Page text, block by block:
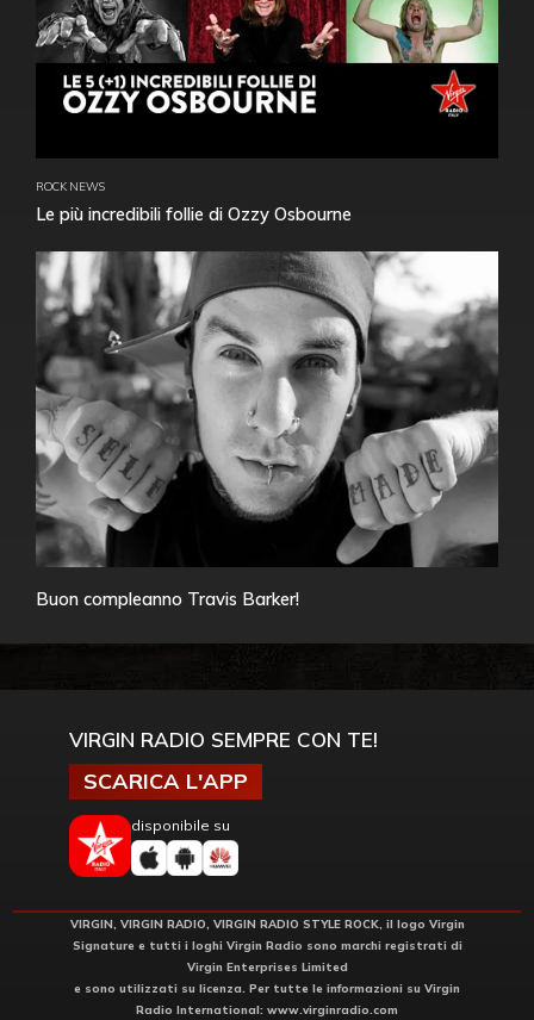
ROCK NEWS
Le più incredibili follie di Ozzy Osbourne
Buon compleanno Travis Barker!
VIRGIN RADIO SEMPRE CON TE!
SCARICA L'APP
disponibile su
VIRGIN, VIRGIN RADIO, VIRGIN RADIO STYLE ROCK, il logo Virgin
Signature e tutti i loghi Virgin Radio sono marchi registrati di
Virgin Enterprises Limited
e sono utilizzati su licenza. Per tutte le informazioni su Virgin
Radio International: www.virginradio.com